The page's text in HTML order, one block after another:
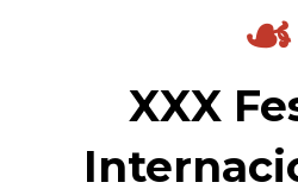
☙
XXX